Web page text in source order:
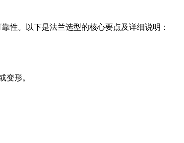
性。以下是法兰选型的核心要点及详细说明：
变形。